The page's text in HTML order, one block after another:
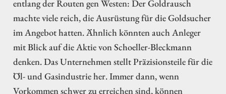
entlang der Routen gen Westen: Der Goldrausch
machte viele reich, die Ausrüstung für die Goldsucher
im Angebot hatten. Ähnlich könnten auch Anleger
mit Blick auf die Aktie von Schoeller-Bleckmann
denken. Das Unternehmen stellt Präzisionsteile für die
Öl- und Gasindustrie her. Immer dann, wenn
Vorkommen schwer zu erreichen sind, können